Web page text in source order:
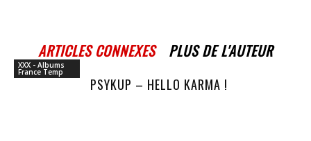
ARTICLES CONNEXES PLUS DE L'AUTEUR
XXX - Albums
France Temp
PSYKUP – HELLO KARMA !